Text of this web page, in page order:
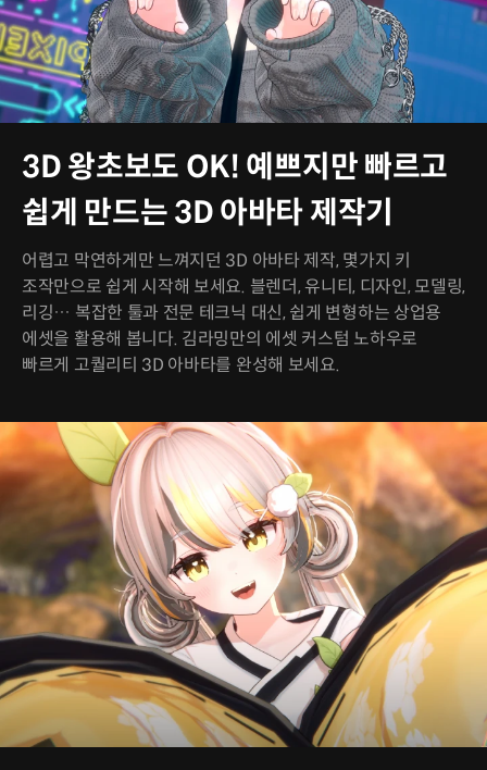
3D 왕초보도 OK! 예쁘지만 빠르고
쉽게 만드는 3D 아바타 제작기
어렵고 막연하게만 느껴지던 3D 아바타 제작, 몇가지 키
조작만으로 쉽게 시작해 보세요. 블렌더, 유니티, 디자인, 모델링,
리깅… 복잡한 툴과 전문 테크닉 대신, 쉽게 변형하는 상업용
에셋을 활용해 봅니다. 김라밍만의 에셋 커스텀 노하우로
빠르게 고퀄리티 3D 아바타를 완성해 보세요.